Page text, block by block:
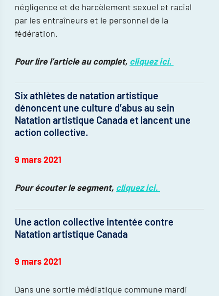
négligence et de harcèlement sexuel et racial
par les entraîneurs et le personnel de la
fédération.
Pour lire l’article au complet, cliquez ici.
Six athlètes de natation artistique
dénoncent une culture d’abus au sein
Natation artistique Canada et lancent une
action collective.
9 mars 2021
Pour écouter le segment, cliquez ici.
Une action collective intentée contre
Natation artistique Canada
9 mars 2021
Dans une sortie médiatique commune mardi